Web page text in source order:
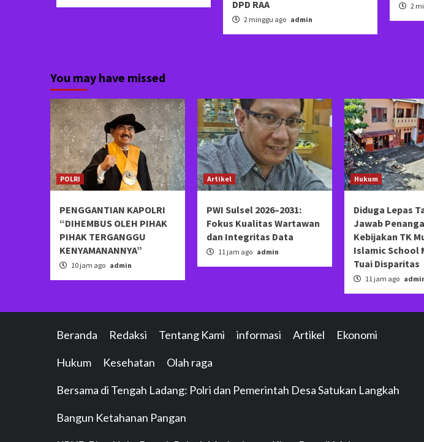
DPD RAA
2 minggu ago admin
2
You may have missed
POLRI
PENGGANTIAN KAPOLRI
“DIHEMBUS OLEH PIHAK
PIHAK TERGANGGU
KENYAMANANNYA”
10 jam ago admin
Artikel
PWI Sulsel 2026–2031:
Fokus Kualitas Wartawan
dan Integritas Data
11 jam ago admin
Hukum
Diduga Lepas
Jawab
Kebijakan TK
Islamic School
Tuai Disparitas
11 jam ago
Beranda Redaksi Tentang Kami informasi Artikel Ekonomi
Hukum Kesehatan Olah raga
Bersama di Tengah Ladang: Polri dan Pemerintah Desa Satukan Langkah
Bangun Ketahanan Pangan